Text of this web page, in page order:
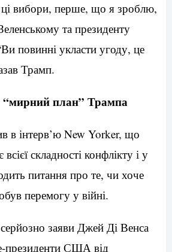
вибори, перше, що я зроблю,
та президенту
повинні укласти угоду, це
Трамп.
“мирний план” Трампа
в інтерв’ю New Yorker, що
складності конфлікту і у
питання про те, чи хоче
перемогу у війні.
заяви Джей Ді Венса
президенти США від